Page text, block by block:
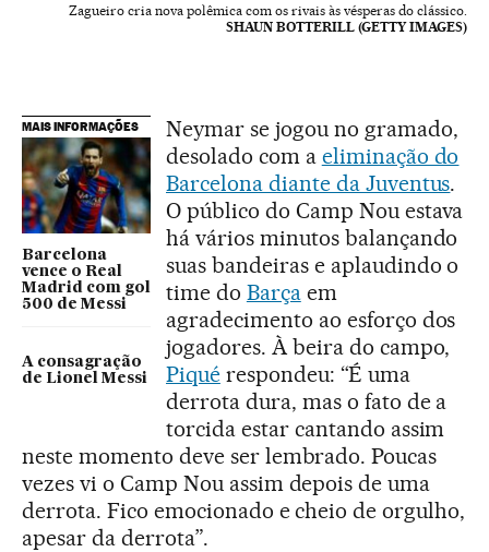
Zagueiro cria nova polêmica com os rivais às vésperas do clássico.
SHAUN BOTTERILL (GETTY IMAGES)
MAIS INFORMAÇÕES
Barcelona
vence o Real
Madrid com gol
500 de Messi
A consagração
de Lionel Messi
Neymar se jogou no gramado,
desolado com a eliminação do
Barcelona diante da Juventus.
O público do Camp Nou estava
há vários minutos balançando
suas bandeiras e aplaudindo o
time do Barçaem
agradecimento ao esforço dos
jogadores. À beira do campo,
Piquérespondeu: “É uma
derrota dura, mas o fato de a
torcida estar cantando assim
neste momento deve ser lembrado. Poucas
vezes vi o Camp Nou assim depois de uma
derrota. Fico emocionado e cheio de orgulho,
apesar da derrota”.